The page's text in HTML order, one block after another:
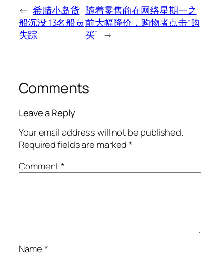
← 希腊小岛货
船沉没 13名船员
失踪
随着零售商在网络星期一之
前大幅降价，购物者点击“购
买” →
Comments
Leave a Reply
Your email address will not be published.
Required fields are marked*
Comment*
Name*